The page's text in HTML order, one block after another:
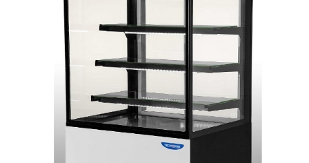
RÓLUNK
TERMÉKEK
TERMÉK LISTA PDF